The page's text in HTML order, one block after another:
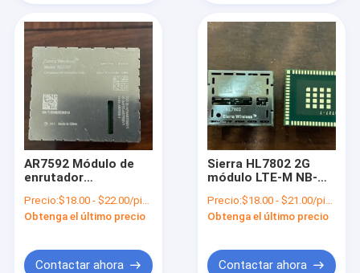
AR7592 Módulo de
enrutador
6 Módulo de IoT de
grado automotriz
Precio:$18.00 - $22.00/pieces
Obtenga el último precio
Contactar ahora
Sierra HL7802 2G
módulo LTE-M NB-
LPWA de múltiples
modos
Precio:$18.00 - $21.00/pieces
Obtenga el último precio
Contactar ahora